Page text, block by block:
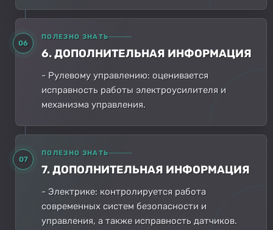
06
ПОЛЕЗНО ЗНАТЬ
6. ДОПОЛНИТЕЛЬНАЯ ИНФОРМАЦИЯ
- Рулевому управлению: оценивается
исправность работы электроусилителя и
механизма управления.
07
ПОЛЕЗНО ЗНАТЬ
7. ДОПОЛНИТЕЛЬНАЯ ИНФОРМАЦИЯ
- Электрике: контролируется работа
современных систем безопасности и
управления, а также исправность датчиков.